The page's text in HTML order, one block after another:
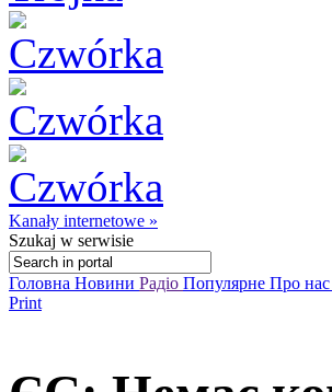
Kanały internetowe »
Szukaj w serwisie
Головна Новини Радіо Популярне Про нас
Print